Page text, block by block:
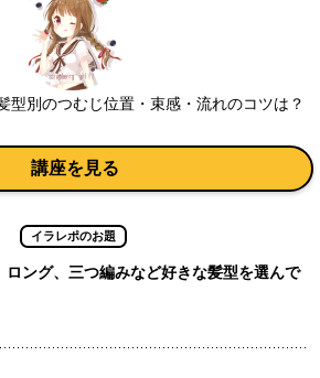
型別のつむじ位置・束感・流れのコツは？
講座を見る
イラレポのお題
ロング、三つ編みなど好きな髪型を選んで